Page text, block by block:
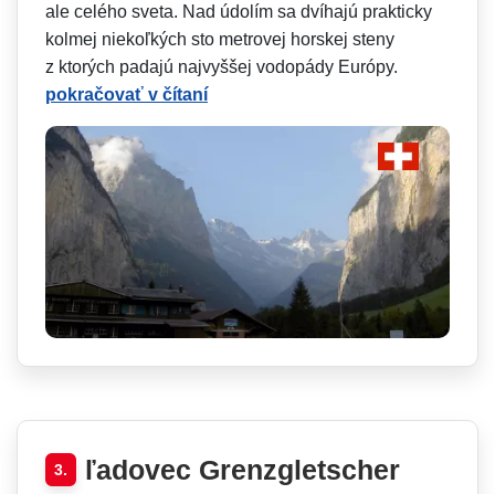
ale celého sveta. Nad údolím sa dvíhajú prakticky
kolmej niekoľkých sto metrovej horskej steny
z ktorých padajú najvyššej vodopády Európy.
pokračovať v čítaní
3. ľadovec Grenzgletscher